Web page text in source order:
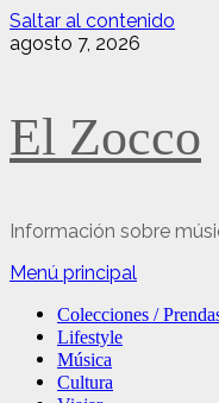
Saltar al contenido
agosto 7, 2026
El Zocco
Información sobre
Menú principal
Colecciones /
Lifestyle
Música
Cultura